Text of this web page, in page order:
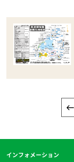
インフォメーション